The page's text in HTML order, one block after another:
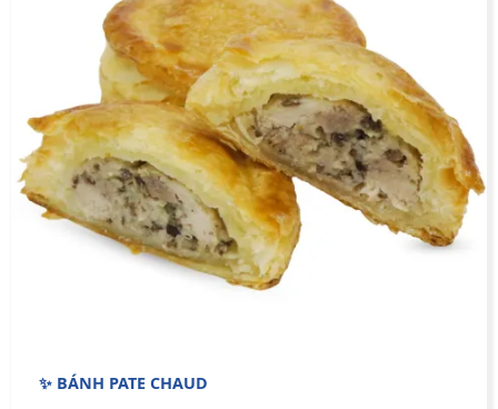
✨ BÁNH PATE CHAUD